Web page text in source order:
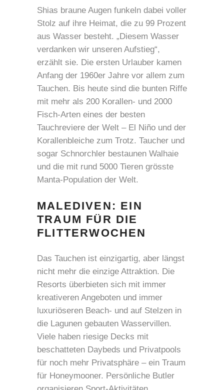
Shias braune Augen funkeln dabei voller
Stolz auf ihre Heimat, die zu 99 Prozent
aus Wasser besteht. „Diesem Wasser
verdanken wir unseren Aufstieg“,
erzählt sie. Die ersten Urlauber kamen
Anfang der 1960er Jahre vor allem zum
Tauchen. Bis heute sind die bunten Riffe
mit mehr als 200 Korallen- und 2000
Fisch-Arten eines der besten
Tauchreviere der Welt – El Niño und der
Korallenbleiche zum Trotz. Taucher und
sogar Schnorchler bestaunen Walhaie
und die mit rund 5000 Tieren grösste
Manta-Population der Welt.
MALEDIVEN: EIN
TRAUM FÜR DIE
FLITTERWOCHEN
Das Tauchen ist einzigartig, aber längst
nicht mehr die einzige Attraktion. Die
Resorts überbieten sich mit immer
kreativeren Angeboten und immer
luxuriöseren Beach- und auf Stelzen in
die Lagunen gebauten Wasservillen.
Viele haben riesige Decks mit
beschatteten Daybeds und Privatpools
für noch mehr Privatsphäre – ein Traum
für Honeymooner. Persönliche Butler